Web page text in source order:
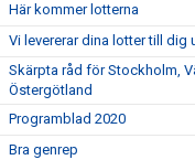
Här kommer lotterna
Vi levererar dina lotter till dig
Skärpta råd för Stockholm,
Östergötland
Programblad 2020
Bra genrep